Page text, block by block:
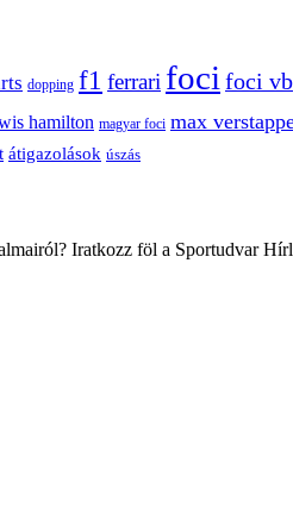
dopping f1 ferrari foci foci vb
hamilton magyar foci max
átigazolások úszás
Iratkozz föl a Sportudvar